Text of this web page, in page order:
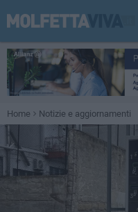
Home Notizie e aggiornamenti